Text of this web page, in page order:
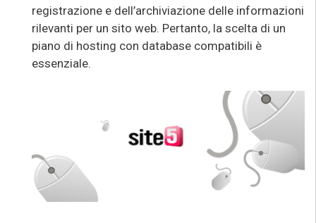
registrazione e dell’archiviazione delle informazioni
rilevanti per un sito web. Pertanto, la scelta di un
piano di hosting con database compatibili è
essenziale.